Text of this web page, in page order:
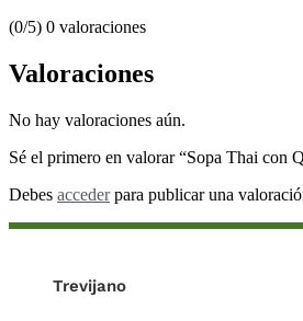
(0/5) 0 valoraciones
Valoraciones
No hay valoraciones aún.
Sé el primero en valorar “Sopa Thai con
Debes accederpara publicar una
Trevijano